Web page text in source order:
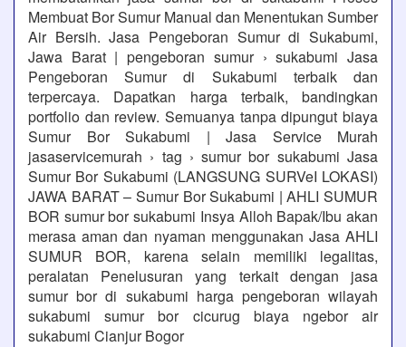
Membuat Bor Sumur Manual dan Menentukan Sumber
Air Bersih. Jasa Pengeboran Sumur di Sukabumi,
Jawa Barat | pengeboran sumur › sukabumi Jasa
Pengeboran Sumur di Sukabumi terbaik dan
terpercaya. Dapatkan harga terbaik, bandingkan
portfolio dan review. Semuanya tanpa dipungut biaya
Sumur Bor Sukabumi | Jasa Service Murah
jasaservicemurah › tag › sumur bor sukabumi Jasa
Sumur Bor Sukabumi (LANGSUNG SURVeI LOKASI)
JAWA BARAT – Sumur Bor Sukabumi | AHLI SUMUR
BOR sumur bor sukabumi Insya Alloh Bapak/Ibu akan
merasa aman dan nyaman menggunakan Jasa AHLI
SUMUR BOR, karena selain memiliki legalitas,
peralatan Penelusuran yang terkait dengan jasa
sumur bor di sukabumi harga pengeboran wilayah
sukabumi sumur bor cicurug biaya ngebor air
sukabumi Cianjur Bogor